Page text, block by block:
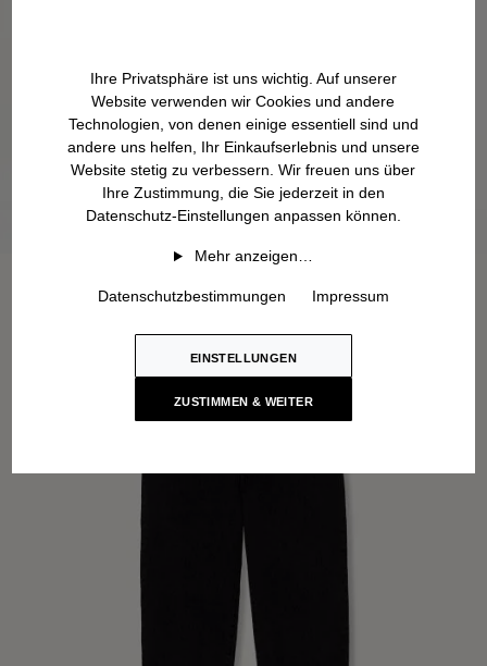
Ihre Privatsphäre ist uns wichtig. Auf unserer
Website verwenden wir Cookies und andere
Technologien, von denen einige essentiell sind und
andere uns helfen, Ihr Einkaufserlebnis und unsere
Website stetig zu verbessern. Wir freuen uns über
Ihre Zustimmung, die Sie jederzeit in den
Datenschutz-Einstellungen anpassen können.
Mehr anzeigen…
Datenschutzbestimmungen Impressum
EINSTELLUNGEN
ZUSTIMMEN & WEITER